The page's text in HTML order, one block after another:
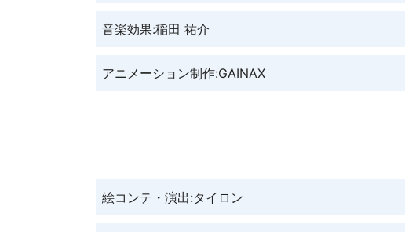
音楽効果:稲田 祐介
アニメーション制作:GAINAX
絵コンテ・演出:タイロン